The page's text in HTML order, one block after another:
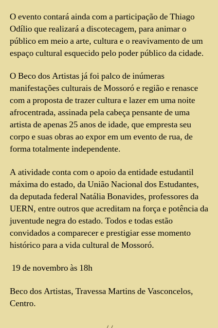
O evento contará ainda com a participação de Thiago
Odílio que realizará a discotecagem, para animar o
público em meio a arte, cultura e o reavivamento de um
espaço cultural esquecido pelo poder público da cidade.
O Beco dos Artistas já foi palco de inúmeras
manifestações culturais de Mossoró e região e renasce
com a proposta de trazer cultura e lazer em uma noite
afrocentrada, assinada pela cabeça pensante de uma
artista de apenas 25 anos de idade, que empresta seu
corpo e suas obras ao expor em um evento de rua, de
forma totalmente independente.
A atividade conta com o apoio da entidade estudantil
máxima do estado, da União Nacional dos Estudantes,
da deputada federal Natália Bonavides, professores da
UERN, entre outros que acreditam na força e potência da
juventude negra do estado. Todos e todas estão
convidados a comparecer e prestigiar esse momento
histórico para a vida cultural de Mossoró.
19 de novembro às 18h
Beco dos Artistas, Travessa Martins de Vasconcelos,
Centro.